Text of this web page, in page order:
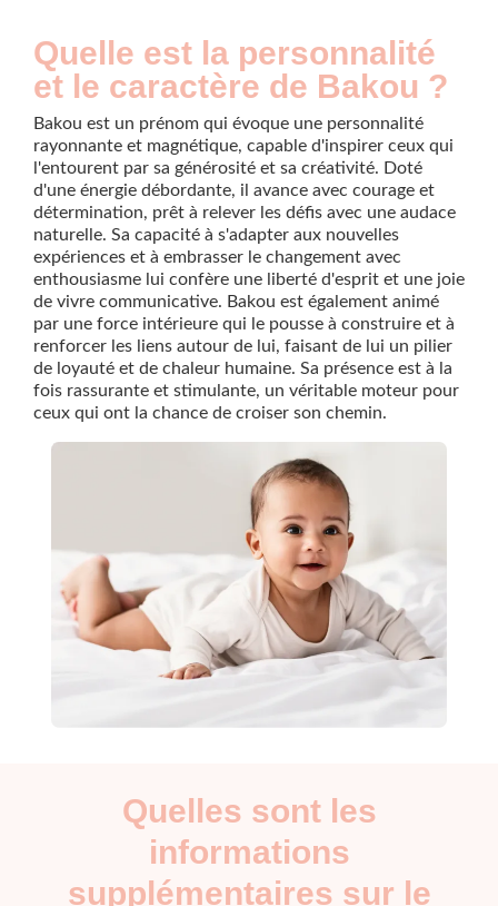
Quelle est la personnalité
et le caractère de Bakou ?
Bakou est un prénom qui évoque une personnalité
rayonnante et magnétique, capable d'inspirer ceux qui
l'entourent par sa générosité et sa créativité. Doté
d'une énergie débordante, il avance avec courage et
détermination, prêt à relever les défis avec une audace
naturelle. Sa capacité à s'adapter aux nouvelles
expériences et à embrasser le changement avec
enthousiasme lui confère une liberté d'esprit et une joie
de vivre communicative. Bakou est également animé
par une force intérieure qui le pousse à construire et à
renforcer les liens autour de lui, faisant de lui un pilier
de loyauté et de chaleur humaine. Sa présence est à la
fois rassurante et stimulante, un véritable moteur pour
ceux qui ont la chance de croiser son chemin.
Quelles sont les
informations
supplémentaires sur le